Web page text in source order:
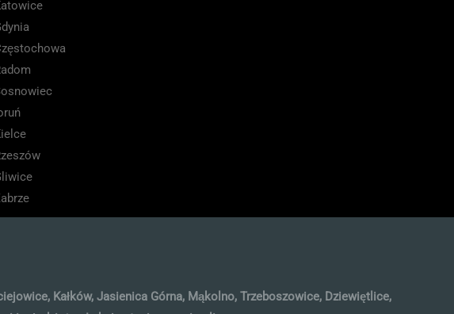
Kałków, Jasienica Górna, Mąkolno, Trzeboszowice, Dziewiętlice,